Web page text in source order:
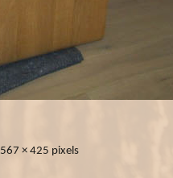
567 × 425 pixels